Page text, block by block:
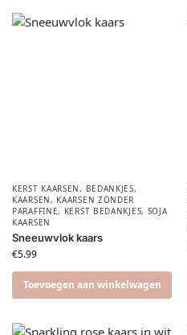
KERST KAARSEN, BEDANKJES,
KAARSEN, KAARSEN ZONDER
PARAFFINE, KERST BEDANKJES, SOJA
KAARSEN
Sneeuwvlok kaars
€5.99
Toevoegen aan winkelwagen